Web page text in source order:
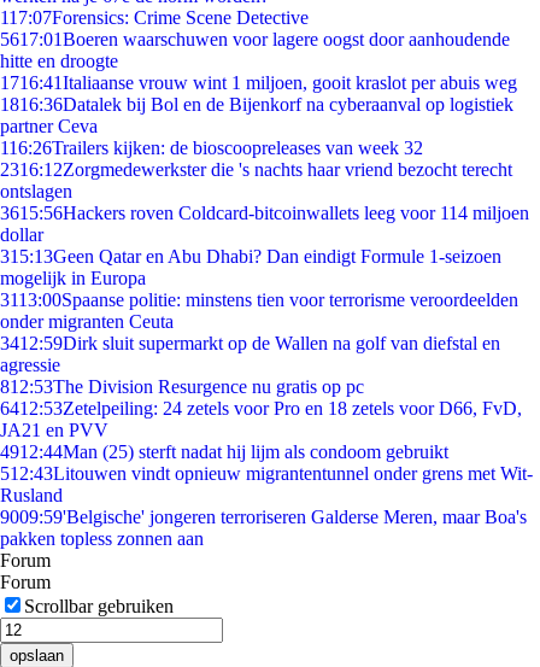
117:07Forensics: Crime Scene Detective
5617:01Boeren waarschuwen voor lagere oogst door aanhoudende
hitte en droogte
1716:41Italiaanse vrouw wint 1 miljoen, gooit kraslot per abuis weg
1816:36Datalek bij Bol en de Bijenkorf na cyberaanval op logistiek
partner Ceva
116:26Trailers kijken: de bioscoopreleases van week 32
2316:12Zorgmedewerkster die 's nachts haar vriend bezocht terecht
ontslagen
3615:56Hackers roven Coldcard-bitcoinwallets leeg voor 114 miljoen
dollar
315:13Geen Qatar en Abu Dhabi? Dan eindigt Formule 1-seizoen
mogelijk in Europa
3113:00Spaanse politie: minstens tien voor terrorisme veroordeelden
onder migranten Ceuta
3412:59Dirk sluit supermarkt op de Wallen na golf van diefstal en
agressie
812:53The Division Resurgence nu gratis op pc
6412:53Zetelpeiling: 24 zetels voor Pro en 18 zetels voor D66, FvD,
JA21 en PVV
4912:44Man (25) sterft nadat hij lijm als condoom gebruikt
512:43Litouwen vindt opnieuw migrantentunnel onder grens met Wit-
Rusland
9009:59'Belgische' jongeren terroriseren Galderse Meren, maar Boa's
pakken topless zonnen aan
Forum
Forum
Scrollbar gebruiken
opslaan